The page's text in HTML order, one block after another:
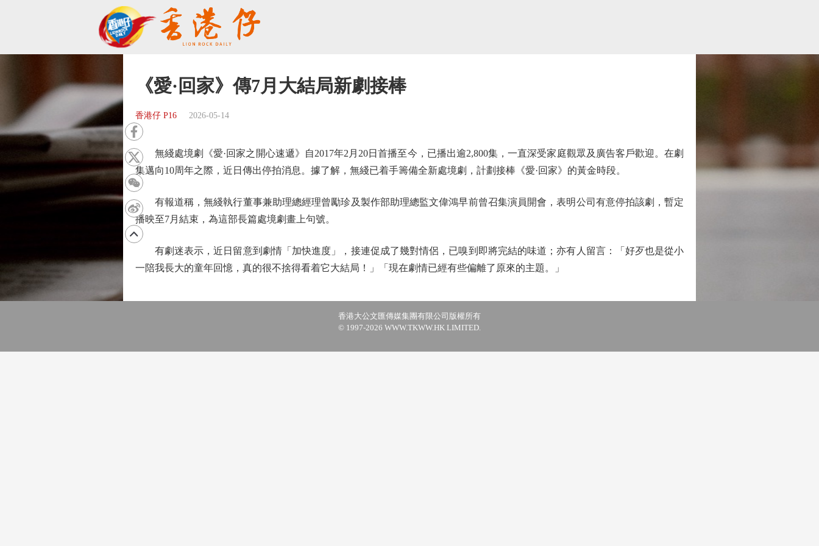
《愛·回家》傳7月大結局新劇接棒
香港仔 P16 2026-05-14
無綫處境劇《愛·回家之開心速遞》自2017年2月20日首播至今，已播出逾2,800集，一直深受家庭觀眾及廣告客戶歡迎。在劇
集邁向10周年之際，近日傳出停拍消息。據了解，無綫已着手籌備全新處境劇，計劃接棒《愛·回家》的黃金時段。
有報道稱，無綫執行董事兼助理總經理曾勵珍及製作部助理總監文偉鴻早前曾召集演員開會，表明公司有意停拍該劇，暫定
播映至7月結束，為這部長篇處境劇畫上句號。
有劇迷表示，近日留意到劇情「加快進度」，接連促成了幾對情侶，已嗅到即將完結的味道；亦有人留言：「好歹也是從小
一陪我長大的童年回憶，真的很不捨得看着它大結局！」「現在劇情已經有些偏離了原來的主題。」
香港大公文匯傳媒集團有限公司版權所有
© 1997-2026 WWW.TKWW.HK LIMITED.